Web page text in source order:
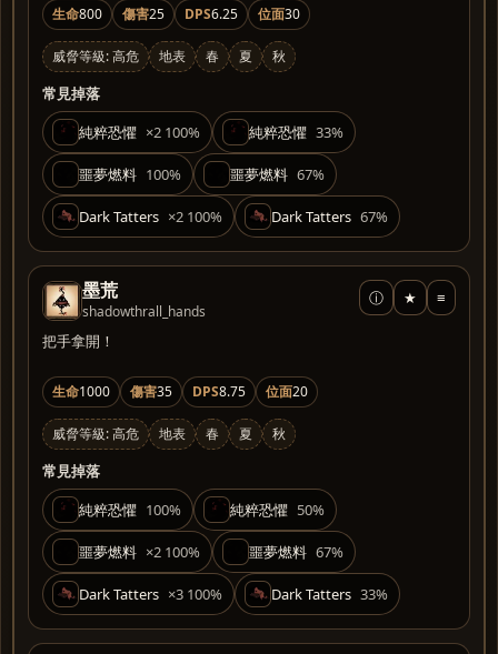
生命800 傷害25 DPS6.25 位面30
威脅等級: 高危 地表 春 夏 秋
常見掉落
純粹恐懼 ×2 100% 純粹恐懼 33%
噩夢燃料 100% 噩夢燃料 67%
Dark Tatters ×2 100% Dark Tatters 67%
墨荒
shadowthrall_hands
ⓘ ★ ≡
把手拿開！
生命1000 傷害35 DPS8.75 位面20
威脅等級: 高危 地表 春 夏 秋
常見掉落
純粹恐懼 100% 純粹恐懼 50%
噩夢燃料 ×2 100% 噩夢燃料 67%
Dark Tatters ×3 100% Dark Tatters 33%